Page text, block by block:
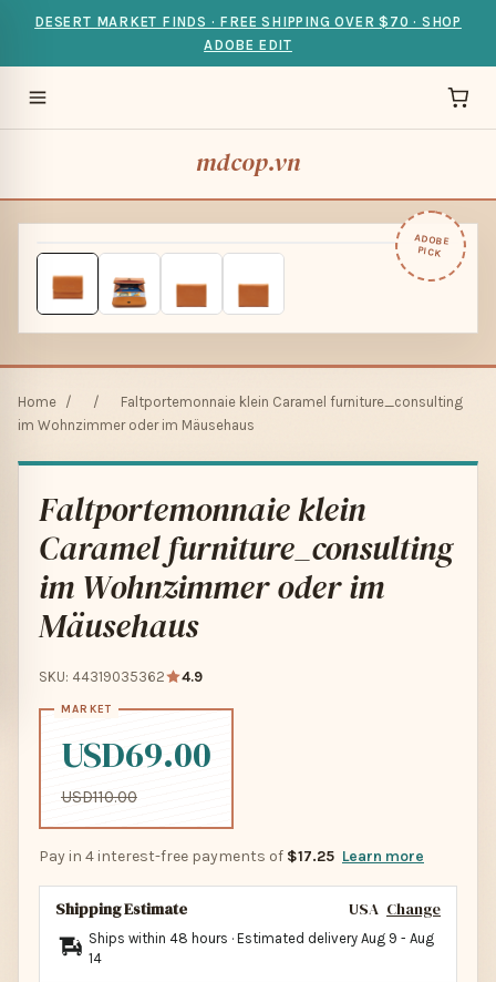
DESERT MARKET FINDS · FREE SHIPPING OVER $70 · SHOP
ADOBE EDIT
mdcop.vn
ADOBE
PICK
Home / /
Faltportemonnaie klein Caramel furniture_consulting
im Wohnzimmer oder im Mäusehaus
Faltportemonnaie klein
Caramel furniture_consulting
im Wohnzimmer oder im
Mäusehaus
SKU: 44319035362 4.9
USD69.00
USD110.00
Pay in 4 interest-free payments of $17.25 Learn more
Shipping Estimate USA Change
Ships within 48 hours · Estimated delivery Aug 9 - Aug
14